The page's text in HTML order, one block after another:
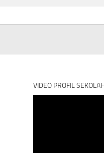
VIDEO PROFIL